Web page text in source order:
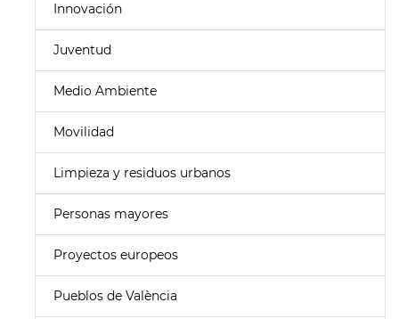
Innovación
Juventud
Medio Ambiente
Movilidad
Limpieza y residuos urbanos
Personas mayores
Proyectos europeos
Pueblos de València